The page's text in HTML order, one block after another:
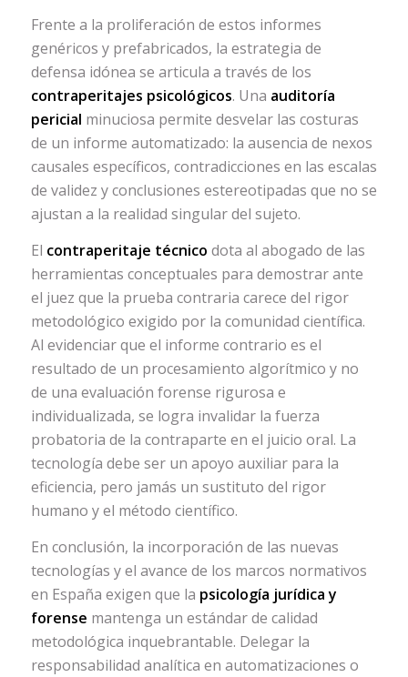
Frente a la proliferación de estos informes
genéricos y prefabricados, la estrategia de
defensa idónea se articula a través de los
contraperitajes psicológicos. Una auditoría
pericial minuciosa permite desvelar las costuras
de un informe automatizado: la ausencia de nexos
causales específicos, contradicciones en las escalas
de validez y conclusiones estereotipadas que no se
ajustan a la realidad singular del sujeto.
El contraperitaje técnico dota al abogado de las
herramientas conceptuales para demostrar ante
el juez que la prueba contraria carece del rigor
metodológico exigido por la comunidad científica.
Al evidenciar que el informe contrario es el
resultado de un procesamiento algorítmico y no
de una evaluación forense rigurosa e
individualizada, se logra invalidar la fuerza
probatoria de la contraparte en el juicio oral. La
tecnología debe ser un apoyo auxiliar para la
eficiencia, pero jamás un sustituto del rigor
humano y el método científico.
En conclusión, la incorporación de las nuevas
tecnologías y el avance de los marcos normativos
en España exigen que la psicología jurídica y
forense mantenga un estándar de calidad
metodológica inquebrantable. Delegar la
responsabilidad analítica en automatizaciones o